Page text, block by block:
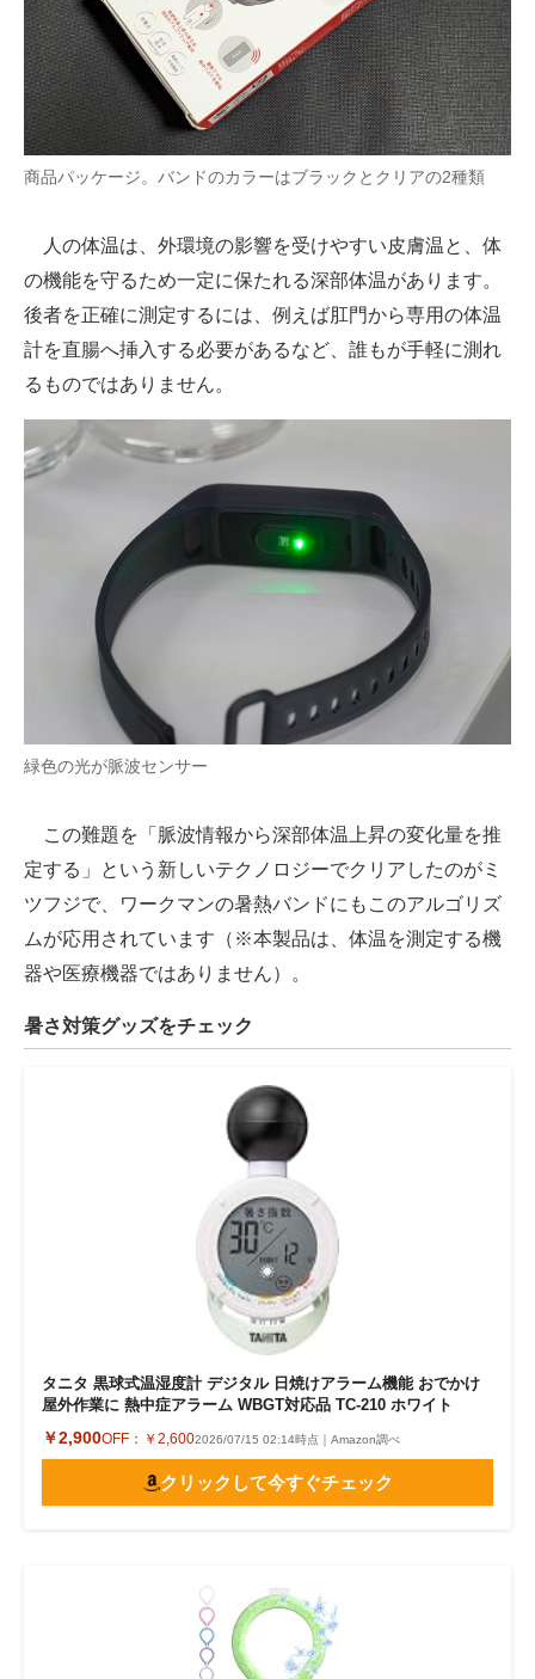
商品パッケージ。バンドのカラーはブラックとクリアの2種類
人の体温は、外環境の影響を受けやすい皮膚温と、体
の機能を守るため一定に保たれる深部体温があります。
後者を正確に測定するには、例えば肛門から専用の体温
計を直腸へ挿入する必要があるなど、誰もが手軽に測れ
るものではありません。
緑色の光が脈波センサー
この難題を「脈波情報から深部体温上昇の変化量を推
定する」という新しいテクノロジーでクリアしたのがミ
ツフジで、ワークマンの暑熱バンドにもこのアルゴリズ
ムが応用されています（※本製品は、体温を測定する機
器や医療機器ではありません）。
暑さ対策グッズをチェック
タニタ 黒球式温湿度計 デジタル 日焼けアラーム機能 おでかけ
屋外作業に 熱中症アラーム WBGT対応品 TC-210 ホワイト
￥2,900OFF： ￥2,6002026/07/15 02:14時点｜Amazon調べ
クリックして今すぐチェック